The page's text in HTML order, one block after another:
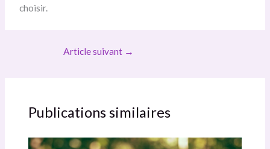
choisir.
Article suivant →
Publications similaires